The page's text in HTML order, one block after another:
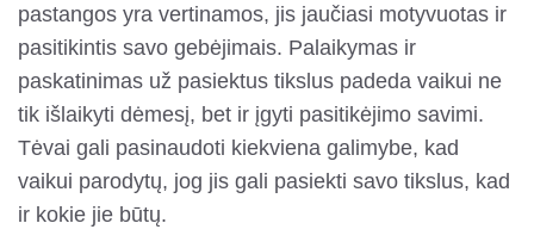
pastangos yra vertinamos, jis jaučiasi motyvuotas ir
pasitikintis savo gebėjimais. Palaikymas ir
paskatinimas už pasiektus tikslus padeda vaikui ne
tik išlaikyti dėmesį, bet ir įgyti pasitikėjimo savimi.
Tėvai gali pasinaudoti kiekviena galimybe, kad
vaikui parodytų, jog jis gali pasiekti savo tikslus, kad
ir kokie jie būtų.